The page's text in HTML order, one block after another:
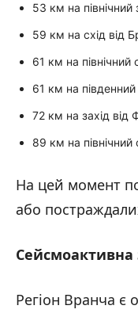
53 км на північний
59 км на схід від
61 км на північний
61 км на
72 км на захід від
89 км на північний
На цей момент
або
Сейсмоактивна
Регіон Вранча є